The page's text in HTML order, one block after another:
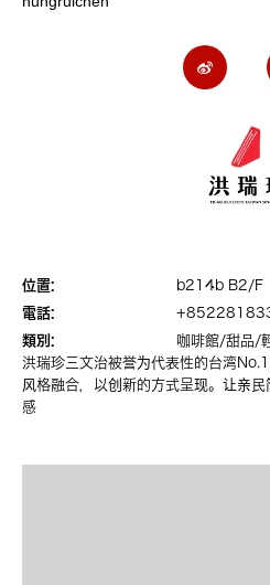
位置:
b214b B2/F
電話:
類別:
咖啡館/甜品/
洪瑞珍三文治被誉为代表性的台湾
风格融合，以创新的方式呈现。让亲民
感